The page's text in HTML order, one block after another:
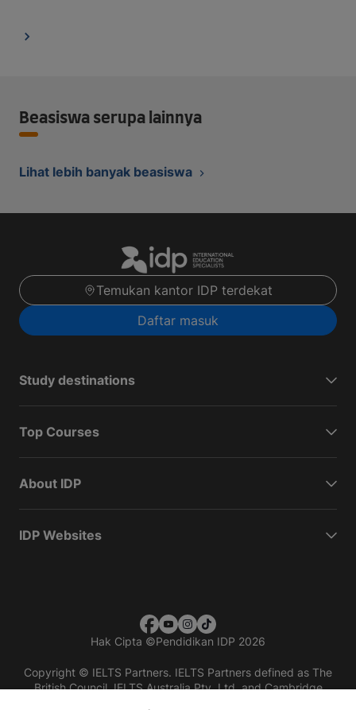
Beasiswa serupa lainnya
Lihat lebih banyak beasiswa
Temukan kantor IDP terdekat
Daftar masuk
Study destinations
Top Courses
About IDP
IDP Websites
Hak Cipta ©Pendidikan IDP 2026
Copyright © IELTS Partners. IELTS Partners defined as The
British Council, IELTS Australia Pty. Ltd. and Cambridge